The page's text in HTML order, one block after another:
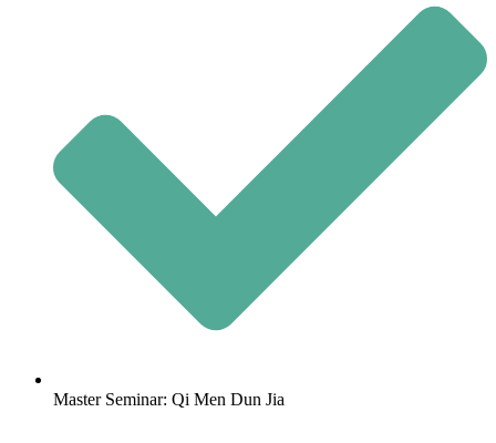
Master Seminar: Qi Men Dun Jia